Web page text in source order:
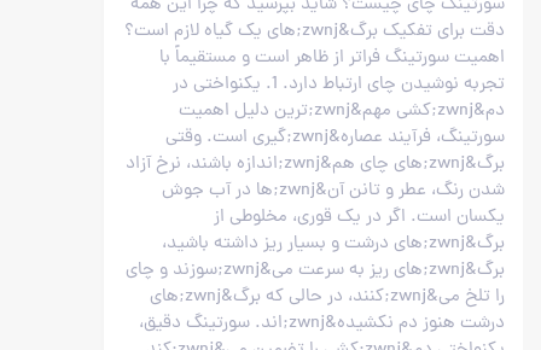
سورتینگ چای چیست؟ شاید بپرسید که چرا این همه
دقت برای تفکیک برگ&zwnj;های یک گیاه لازم است؟
اهمیت سورتینگ فراتر از ظاهر است و مستقیماً با
تجربه نوشیدن چای ارتباط دارد. 1. یکنواختی در
دم&zwnj;کشی مهم&zwnj;ترین دلیل اهمیت
سورتینگ، فرآیند عصاره&zwnj;گیری است. وقتی
برگ&zwnj;های چای هم&zwnj;اندازه باشند، نرخ آزاد
شدن رنگ، عطر و تانن آن&zwnj;ها در آب جوش
یکسان است. اگر در یک قوری، مخلوطی از
برگ&zwnj;های درشت و بسیار ریز داشته باشید،
برگ&zwnj;های ریز به سرعت می&zwnj;سوزند و چای
را تلخ می&zwnj;کنند، در حالی که برگ&zwnj;های
درشت هنوز دم نکشیده&zwnj;اند. سورتینگ دقیق،